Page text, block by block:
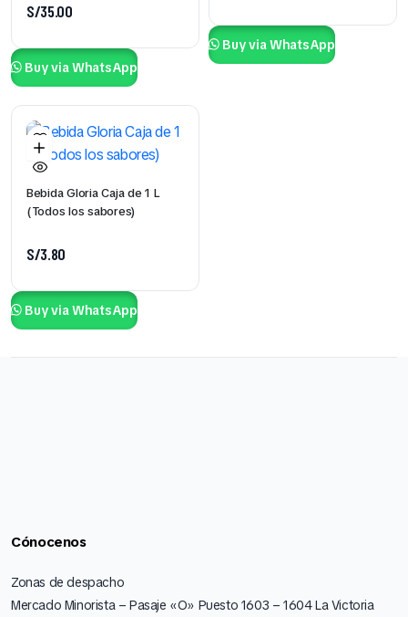
S/35.00
Buy via WhatsApp
Buy via WhatsApp
Bebida Gloria Caja de 1 L
(Todos los sabores)
S/3.80
Buy via WhatsApp
Cónocenos
Zonas de despacho
Mercado Minorista – Pasaje «O» Puesto 1603 – 1604 La Victoria